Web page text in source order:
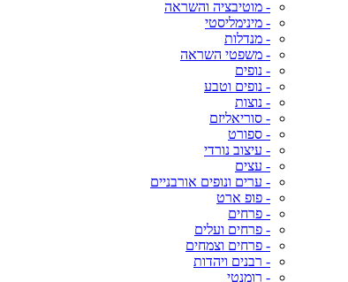
- מוטיבציה והשראה
- מינימליסטי
- מנדלות
- משפטי השראה
- נופים
- נופים וטבע
- נוצות
- סוריאליזם
- ספורט
- עיצוב נורדי
- עצים
- ערים ונופים אורבניים
- פופ ארט
- פרחים
- פרחים ועלים
- פרחים וצמחים
- רבנים ויהדות
- רומנטי